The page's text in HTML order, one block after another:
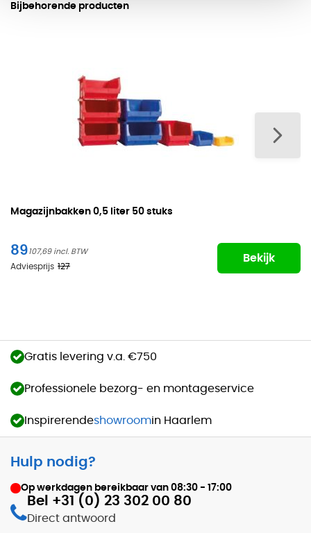
Bijbehorende producten
Magazijnbakken 0,5 liter 50 stuks
89107,69
Adviesprijs 127
Bekijk
Gratis levering v.a. €750
Professionele bezorg- en montageservice
Inspirerendeshowroomin Haarlem
Hulp nodig?
Op werkdagen bereikbaar van 08:30 - 17:00
Bel +31 (0) 23 302 00 80
Direct antwoord